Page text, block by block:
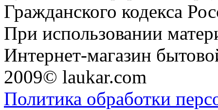
Гражданского кодекса
При использовании
Интернет-магазин
2009© laukar.com
Политика обработки